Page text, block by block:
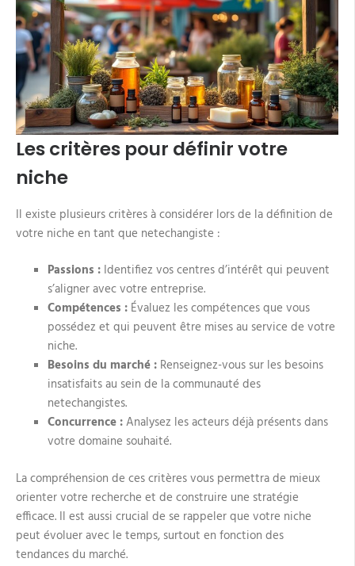
Les critères pour définir votre
niche
Il existe plusieurs critères à considérer lors de la définition de
votre niche en tant que netechangiste :
Passions : Identifiez vos centres d’intérêt qui peuvent
s’aligner avec votre entreprise.
Compétences : Évaluez les compétences que vous
possédez et qui peuvent être mises au service de votre
niche.
Besoins du marché : Renseignez-vous sur les besoins
insatisfaits au sein de la communauté des
netechangistes.
Concurrence :Analysez les acteurs déjà présents dans
votre domaine souhaité.
La compréhension de ces critères vous permettra de mieux
orienter votre recherche et de construire une stratégie
efficace. Il est aussi crucial de se rappeler que votre niche
peut évoluer avec le temps, surtout en fonction des
tendances du marché.